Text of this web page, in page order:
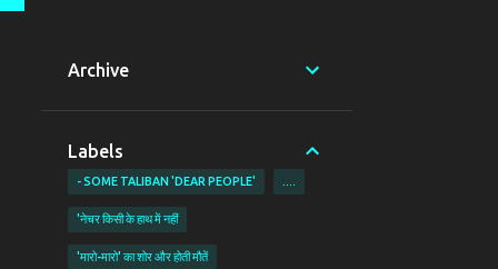
Archive
Labels
- SOME TALIBAN 'DEAR PEOPLE'
'नेचर किसी के हाथ में नहीं
'मारो-मारो' का शोर और होती मौतें